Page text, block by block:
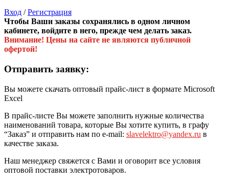
Вход /Регистрация
Чтобы Ваши заказы сохранялись в одном личном
кабинете, войдите в него, прежде чем делать заказ.
Внимание! Цены на сайте не являются публичной
офертой!
Отправить заявку:
Вы можете скачать оптовый прайс-лист в формате Microsoft
Excel
В прайс-листе Вы можете заполнить нужные количества
наименований товара, которые Вы хотите купить, в графу
“Заказ” и отправить нам по e-mail: slavelektro@yandex.ru в
качестве заказа.
Наш менеджер свяжется с Вами и оговорит все условия
оптовой поставки электротоваров.